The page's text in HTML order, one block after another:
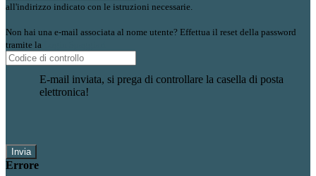
all'indirizzo indicato con le istruzioni necessarie.
Non hai una e-mail associata al nome utente? Effettua il reset della password
tramite la
E-mail inviata, si prega di controllare la casella di posta
elettronica!
Errore